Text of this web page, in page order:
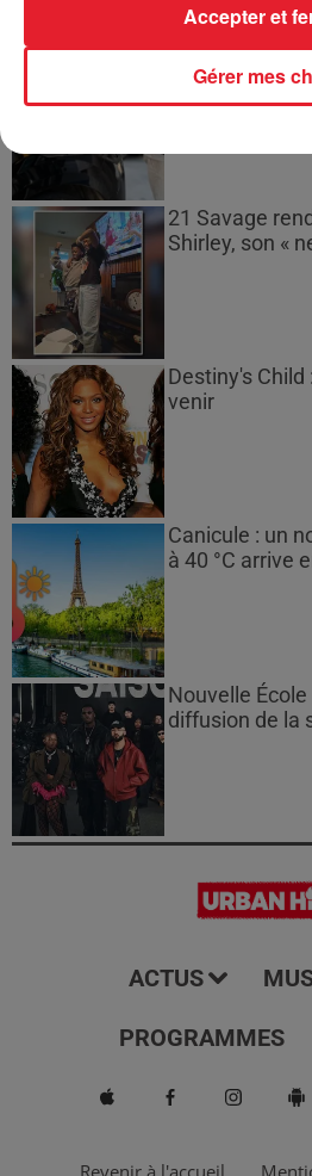
gazole et
21 Savage
Shirley, son «
Destiny's
venir
Canicule : un
à 40 °C arrive
Nouvelle
diffusion de la
ACTUS
PROGRAMMES
Gérer mes
Accepter et